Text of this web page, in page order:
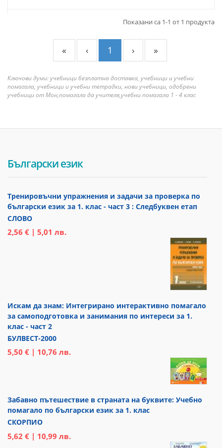
Показани са 1-1 от 1 продукта
« ‹ 1 › »
Ключови думи: учебници безплатна доставка, учебници и учебни
помагала, учебници и учебни тетрадки, нови учебници, одобрени
учебници от Мон,помагала да учителя,учебни помагала 1 - 4 клас
Български език
Тренировъчни упражнения и задачи за проверка по
български език за 1. клас - част 3 : Следбуквен етап
СЛОВО
2,56 € | 5,01 лв.
Искам да знам: Интегрирано интерактивно помагало
за самоподготовка и занимания по интереси за 1.
клас - част 2
БУЛВЕСТ-2000
5,50 € | 10,76 лв.
Забавно пътешествие в страната на буквите: Учебно
помагало по български език за 1. клас
СКОРПИО
5,62 € | 10,99 лв.